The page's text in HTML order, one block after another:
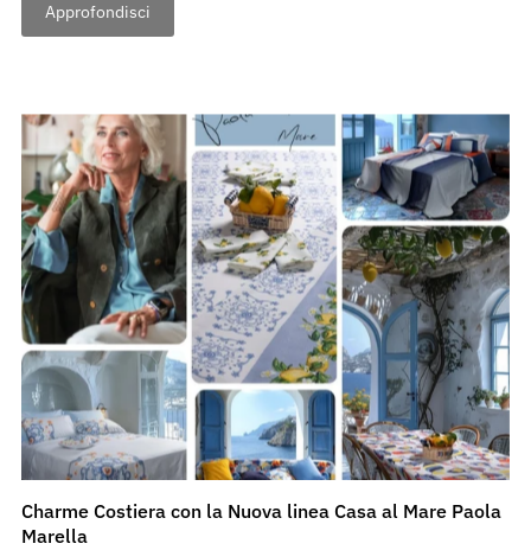
Approfondisci
Charme Costiera con la Nuova linea Casa al Mare Paola
Marella